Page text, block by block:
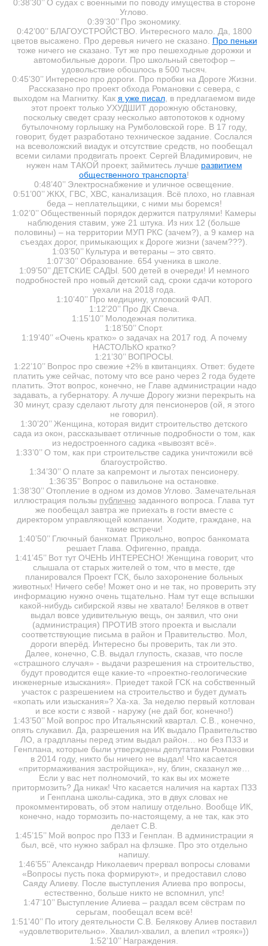
0:38’30’’ О судах с военными по поводу имущества в стороне
Углово.
0:39’30’’ Про экономику.
0:42’00’’ БЛАГОУСТРОЙСТВО. Интересного мало. Да, 1800
цветов высажено. Про деревья ничего не сказано. Про пеньки
тоже ничего не сказано. Тут же про пешеходные дорожки и
автомобильные дороги. Про школьный светофор –
удовольствие обошлось в 500 тысяч.
0:45’30’’ Интересно про дороги. Про пробки на Дороге Жизни.
Рассказано про проект обхода Романовки с севера, с
выходом на Магнитку. Как я уже писал, в предлагаемом виде
этот проект только УХУДШИТ дорожную обстановку,
поскольку сведет сразу несколько автопотоков к одному
бутылочному горлышку на Румболовской горе. В 17 году,
говорит, будет разработано техническое задание. Сослался
на всеволожский виадук и отсутствие средств, но пообещал
всеми силами продвигать проект. Сергей Владимирович, не
нужен нам ТАКОЙ проект, займитесь лучше развитием
общественного транспорта!
0:48’40’’ Электроснабжение и уличное освещение.
0:51’00’’ ЖКХ, ГВС, ХВС, канализация. Всё плохо, но главная
беда – неплательщики, с ними мы боремся!
1:02’0’’ Общественный порядок держится патрулями! Камеры
наблюдения ставим, уже 21 штука. Из них 12 (больше
половины) – на территории МУП РКС (зачем?), а 9 камер на
съездах дорог, примыкающих к Дороге жизни (зачем???).
1:03’50’’ Культура и ветераны – это свято.
1:07’30’’ Образование. 654 ученика в школе.
1:09’50’’ ДЕТСКИЕ САДЫ. 500 детей в очереди! И немного
подробностей про новый детский сад, сроки сдачи которого
уехали на 2018 года.
1:10’40’’ Про медицину, угловский ФАП.
1:12’20’’ Про ДК Свеча.
1:15’10’’ Молодежная политика.
1:18’50’’ Спорт.
1:19’40’’ «Очень кратко» о задачах на 2017 год. А почему
НАСТОЛЬКО кратко?
1:21’30’’ ВОПРОСЫ.
1:22’10’’ Вопрос про свежие +2% в квитанциях. Ответ: будете
платить уже сейчас, потому что все рано через 2 года будете
платить. Этот вопрос, конечно, не Главе администрации надо
задавать, а губернатору. А лучше Дорогу жизни перекрыть на
30 минут, сразу сделают льготу для пенсионеров (ой, я этого
не говорил).
1:30’20’’ Женщина, которая видит строительство детского
сада из окон, рассказывает отличные подробности о том, как
из недостроенного садика «вывозят всё».
1:33’0’’ О том, как при строительстве садика уничтожили всё
благоустройство.
1:34’30’’ О плате за капремонт и льготах пенсионеру.
1:36’35’’ Вопрос о павильоне на остановке.
1:38’30’’ Отопление в одном из домов Углово. Замечательная
иллюстрация пользы публично заданного вопроса. Глава тут
же пообещал завтра же приехать в гости вместе с
директором управляющей компании. Ходите, граждане, на
такие встречи!
1:40’50’’ Глючный банкомат. Прикольно, вопрос банкомата
решает Глава. Офигенно, правда.
1:41’45’’ Вот тут ОЧЕНЬ ИНТЕРЕСНО! Женщина говорит, что
слышала от старых жителей о том, что в месте, где
планировался Проект ГСК, было захоронение больных
животных! Ничего себе! Может оно и не так, но проверить эту
информацию нужно очень тщательно. Нам тут еще вспышки
какой-нибудь сибирской язвы не хватало! Беляков в ответ
выдал вовсе удивительную вещь, он заявил, что они
(администрация) ПРОТИВ этого проекта и выслали
соответствующие письма в район и Правительство. Мол,
дороги вперёд. Интересно бы проверить, так ли это.
Далее, конечно, С.В. выдал глупость, сказав, что после
«страшного случая» - выдачи разрешения на строительство,
будут проводится еще какие-то «проектно-геологические
инженерные изыскания». Приедет такой ГСК на собственный
участок с разрешением на строительство и будет думать
«копать или изыскания»? Ха-ха. За неделю первый котлован
и все кости с язвой - наружу (не дай бог, конечно!)
1:43’50’’ Мой вопрос про Итальянский квартал. С.В., конечно,
опять слукавил. Да, разрешения на ИК выдало Правительство
ЛО, а градпланы перед этим выдал район… но без ПЗЗ и
Генплана, которые были утверждены депутатами Романовки
в 2014 году, никто бы ничего не выдал! Что касается
«притормаживания застройщика», ну, блин, сказанул же…
Если у вас нет полномочий, то как вы их можете
притормозить? Да никак! Что касается наличия на картах ПЗЗ
и Генплана школы-садика, это в двух словах не
прокомментировать, об этом напишу отдельно. Вообще ИК,
конечно, надо тормозить по-настоящему, а не так, как это
делает С.В.
1:45’15’’ Мой вопрос про ПЗЗ и Генплан. В администрации я
был, всё, что нужно забрал на флэшке. Про это отдельно
напишу.
1:46’55’’ Александр Николаевич прервал вопросы словами
«Вопросы пусть пока формируют», и предоставил слово
Саяду Алиеву. После выступления Алиева про вопросы,
естественно, больше никто не вспомнил, упс!
1:47’10’’ Выступление Алиева – раздал всем сёстрам по
серьгам, пообещал всем всё!
1:51’40’’ По итогу деятельности С.В. Белякову Алиев поставил
«удовлетворительно». Хвалил-хвалил, а влепил «трояк»))
1:52’10’’ Награждения.